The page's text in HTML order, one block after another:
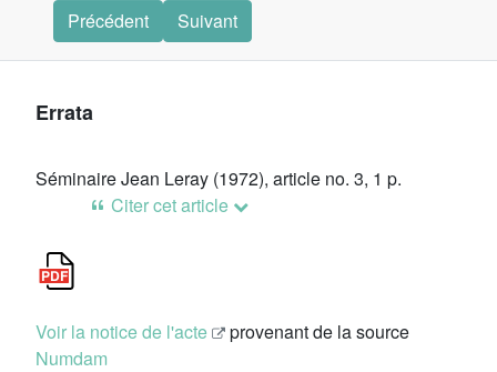
Précédent
Suivant
Errata
Séminaire Jean Leray (1972), article no. 3, 1 p.
Citer cet article
Voir la notice de l'acte
provenant de la source
Numdam